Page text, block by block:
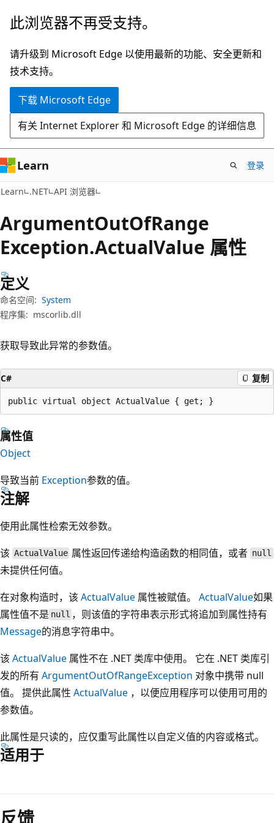
跳
主
要
内
跳
页
内
导
此浏览器不再受支持。
请升级到 Microsoft Edge 以使用最新的功能、安全更新和
技术支持。
下载 Microsoft Edge
有关 Internet Explorer 和 Microsoft Edge 的详细信息
Learn 登录
Learn .NET API 浏览器
ArgumentOutOfRange
Exception.ActualValue 属性
定义
命名空间: System
程序集: mscorlib.dll
获取导致此异常的参数值。
C# 复制
public virtual object ActualValue { get; }
属性值
Object
导致当前 Exception参数的值。
注解
使用此属性检索无效参数。
该 ActualValue 属性返回传递给构造函数的相同值，或者 null
未提供任何值。
在对象构造时，该 ActualValue 属性被赋值。 ActualValue如果
属性值不是 null ，则该值的字符串表示形式将追加到属性持有
Message的消息字符串中。
该 ActualValue 属性不在 .NET 类库中使用。 它在 .NET 类库引
发的所有 ArgumentOutOfRangeException 对象中携带 null
值。 提供此属性 ActualValue ，以便应用程序可以使用可用的
参数值。
此属性是只读的，应仅重写此属性以自定义值的内容或格式。
适用于
读
模
反馈